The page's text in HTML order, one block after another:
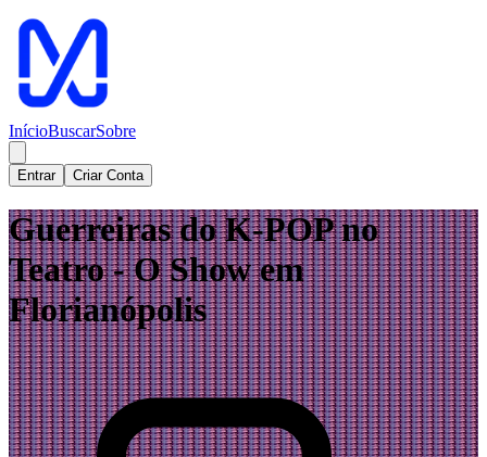
InícioBuscarSobre
Entrar Criar Conta
Guerreiras do K-POP no
Teatro - O Show em
Florianópolis